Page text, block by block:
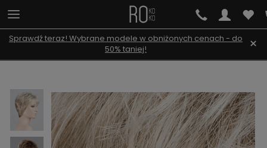
Sprawdź teraz! Wybrane modele w obniżonych cenach - do
50% taniej!
×